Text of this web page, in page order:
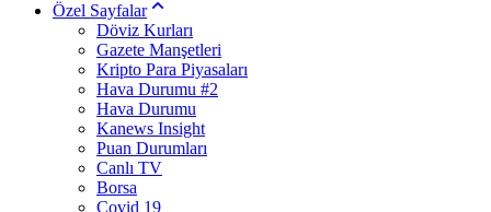
Özel Sayfalar
Döviz Kurları
Gazete Manşetleri
Kripto Para Piyasaları
Hava Durumu #2
Hava Durumu
Kanews Insight
Puan Durumları
Canlı TV
Borsa
Covid 19